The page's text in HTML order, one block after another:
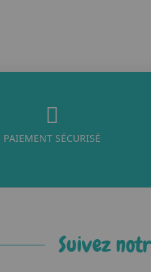
PAIEMENT SÉCURISÉ
Suivez